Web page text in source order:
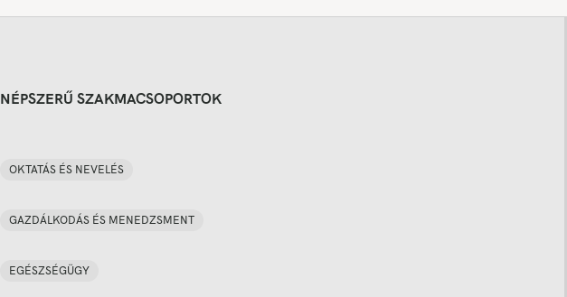
NÉPSZERŰ SZAKMACSOPORTOK
OKTATÁS ÉS NEVELÉS
GAZDÁLKODÁS ÉS MENEDZSMENT
EGÉSZSÉGÜGY